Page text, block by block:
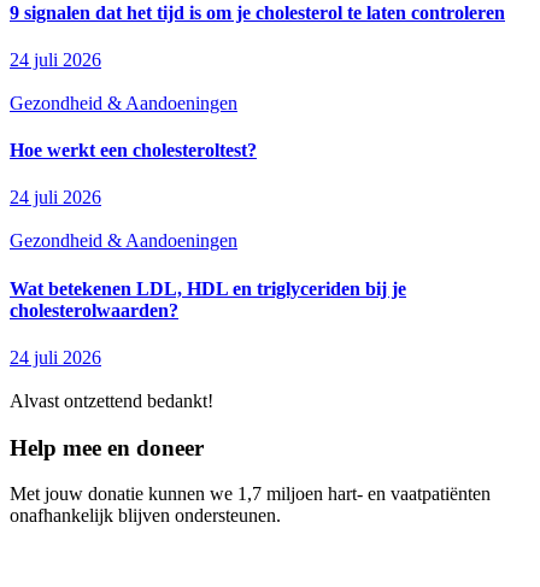
9 signalen dat het tijd is om je cholesterol te laten controleren
24 juli 2026
Gezondheid & Aandoeningen
Hoe werkt een cholesteroltest?
24 juli 2026
Gezondheid & Aandoeningen
Wat betekenen LDL, HDL en triglyceriden bij je
cholesterolwaarden?
24 juli 2026
Alvast ontzettend bedankt!
Help mee en doneer
Met jouw donatie kunnen we 1,7 miljoen hart- en vaatpatiënten
onafhankelijk blijven ondersteunen.